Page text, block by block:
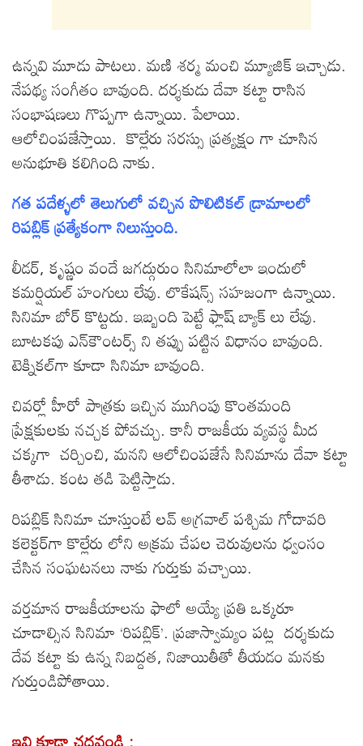
ఉన్నవి మూడు పాటలు. మణి శర్మ మంచి మ్యూజిక్ ఇచ్చాడు.
నేపథ్య సంగీతం బావుంది. దర్శకుడు దేవా కట్టా రాసిన
సంభాషణలు గొప్పగా ఉన్నాయి. పేలాయి.
ఆలోచింపజేస్తాయి. కొల్లేరు సరస్సు ప్రత్యక్షం గా చూసిన
అనుభూతి కలిగింది నాకు.
గత పదేళ్ళలో తెలుగులో వచ్చిన పొలిటికల్ డ్రామాలలో
రిపబ్లిక్ ప్రత్యేకంగా నిలుస్తుంది.
లీడర్, కృష్ణం వందే జగద్గురుం సినిమాలోలా ఇందులో
కమర్షియల్ హంగులు లేవు. లొకేషన్స్ సహజంగా ఉన్నాయి.
సినిమా బోర్ కొట్టదు. ఇబ్బంది పెట్టే ఫ్లాష్ బ్యాక్ లు లేవు.
బూటకపు ఎన్‌కౌంటర్స్ ని తప్పు పట్టిన విధానం బావుంది.
టెక్నికల్‌గా కూడా సినిమా బావుంది.
చివర్లో హీరో పాత్రకు ఇచ్చిన ముగింపు కొంతమంది
ప్రేక్షకులకు నచ్చక పోవచ్చు. కానీ రాజకీయ వ్యవస్థ మీద
చక్కగా చర్చించి, మనని ఆలోచింపజేసే సినిమాను దేవా కట్టా
తీశాడు. కంట తడి పెట్టిస్తాడు.
రిపబ్లిక్ సినిమా చూస్తుంటే లవ్ అగ్రవాల్ పశ్చిమ గోదావరి
కలెక్టర్‌గా కొల్లేరు లోని అక్రమ చేపల చెరువులను ధ్వంసం
చేసిన సంఘటనలు నాకు గుర్తుకు వచ్చాయి.
వర్తమాన రాజకీయాలను ఫాలో అయ్యే ప్రతి ఒక్కరూ
చూడాల్సిన సినిమా ‘రిపబ్లిక్’. ప్రజాస్వామ్యం పట్ల దర్శకుడు
దేవ కట్టా కు ఉన్న నిబద్దత, నిజాయితీతో తీయడం మనకు
గుర్తుండిపోతాయి.